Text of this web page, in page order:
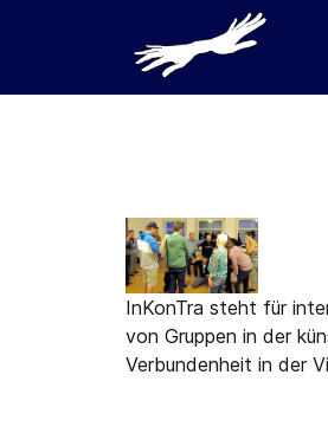
InKonTra steht für
von Gruppen in der
Verbundenheit in der